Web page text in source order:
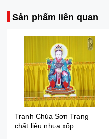
Sản phẩm liên quan
Tranh Chúa Sơn Trang
chất liệu nhựa xốp